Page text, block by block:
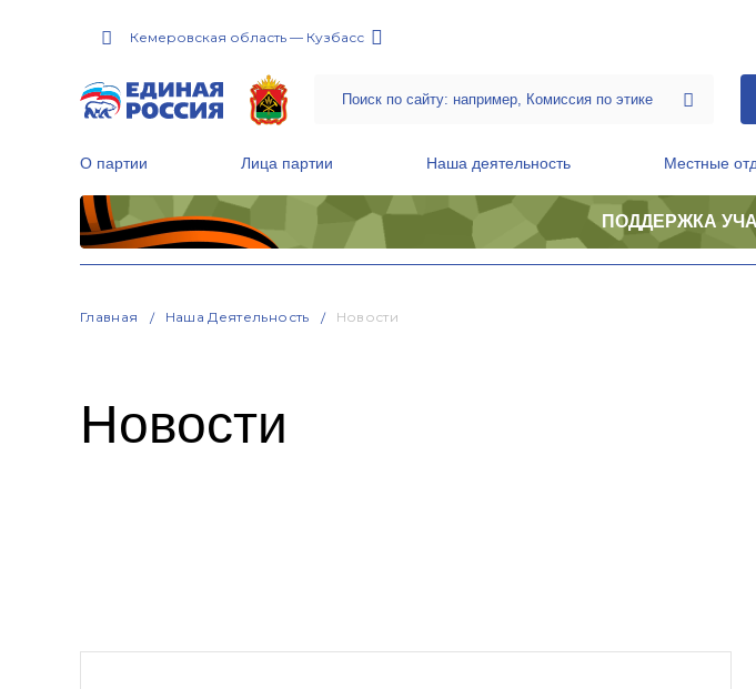
Кемеровская область — Кузбасс
О партии Лица партии Наша деятельность Местные
ПОДДЕРЖКА
Главная Наша Деятельность Новости
Новости